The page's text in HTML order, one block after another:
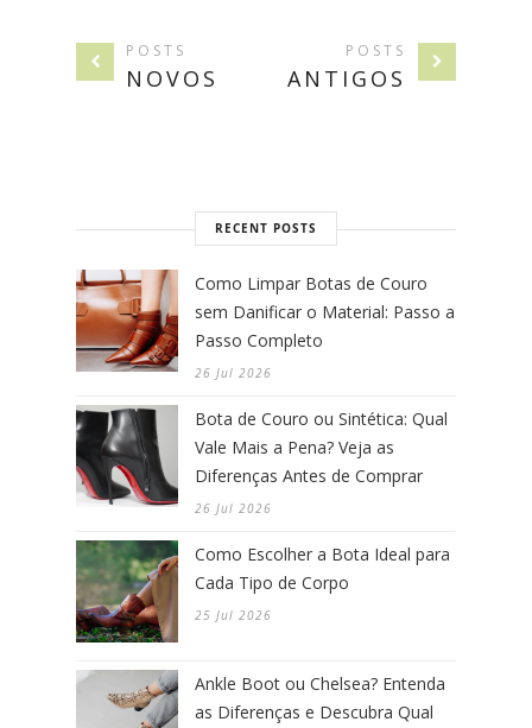
POSTS
NOVOS
POSTS
ANTIGOS
RECENT POSTS
Como Limpar Botas de Couro
sem Danificar o Material: Passo a
Passo Completo
26 Jul 2026
Bota de Couro ou Sintética: Qual
Vale Mais a Pena? Veja as
Diferenças Antes de Comprar
26 Jul 2026
Como Escolher a Bota Ideal para
Cada Tipo de Corpo
25 Jul 2026
Ankle Boot ou Chelsea? Entenda
as Diferenças e Descubra Qual